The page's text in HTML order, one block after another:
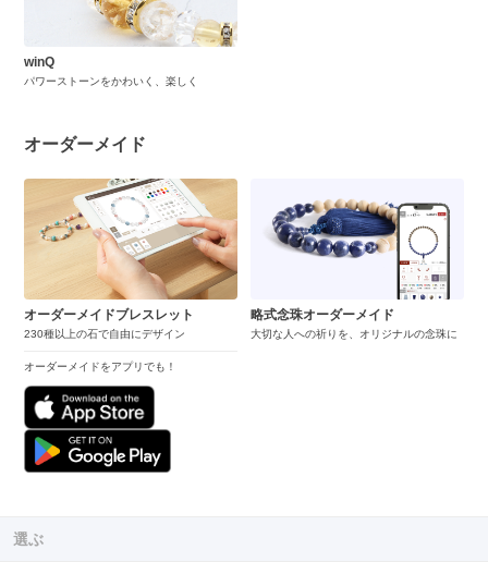
winQ
パワーストーンをかわいく、楽しく
オーダーメイド
オーダーメイドブレスレット
230種以上の石で自由にデザイン
オーダーメイドをアプリでも！
略式念珠オーダーメイド
大切な人への祈りを、オリジナルの念珠に
選ぶ